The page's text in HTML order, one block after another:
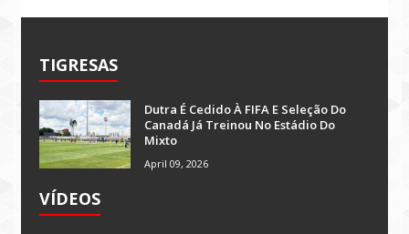
TIGRESAS
Dutra É Cedido À FIFA E Seleção Do
Canadá Já Treinou No Estádio Do
Mixto
April 09, 2026
VÍDEOS